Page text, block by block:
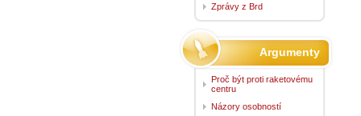
Zprávy z Brd
Argumenty
Proč být proti raketovému
centru
Názory osobností